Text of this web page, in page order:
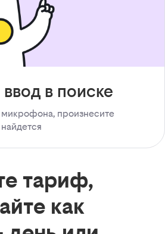
в поиске
микрофона, произнесите
тариф,
как